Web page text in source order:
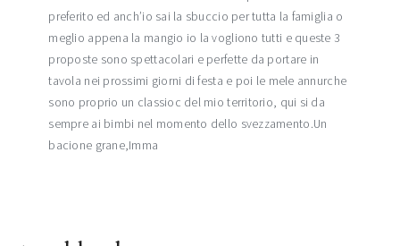
preferito ed anch’io sai la sbuccio per tutta la famiglia o
meglio appena la mangio io la vogliono tutti e queste 3
proposte sono spettacolari e perfette da portare in
tavola nei prossimi giorni di festa e poi le mele annurche
sono proprio un classioc del mio territorio, qui si da
sempre ai bimbi nel momento dello svezzamento.Un
bacione grane,Imma